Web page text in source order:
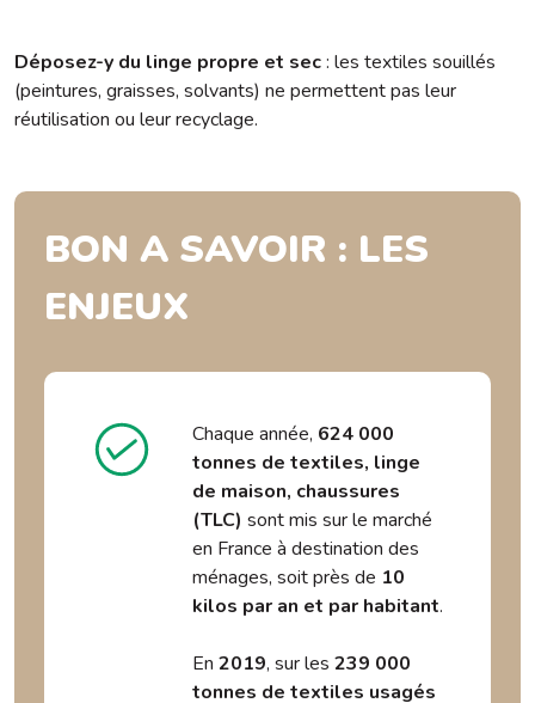
Déposez-y du linge propre et sec: les textiles souillés
(peintures, graisses, solvants) ne permettent pas leur
réutilisation ou leur recyclage.
BON A SAVOIR : LES
ENJEUX
Chaque année, 624 000
tonnes de textiles, linge
de maison, chaussures
(TLC) sont mis sur le marché
en France à destination des
ménages, soit près de 10
kilos par an et par habitant.
En 2019, sur les 239 000
tonnes de textiles usagés